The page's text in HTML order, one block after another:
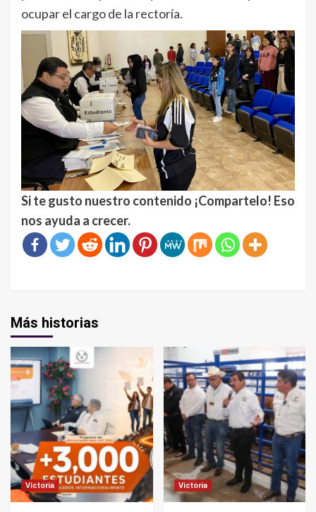
ocupar el cargo de la rectoría.
Si te gusto nuestro contenido ¡Compartelo! Eso
nos ayuda a crecer.
Más historias
Victoria Victoria